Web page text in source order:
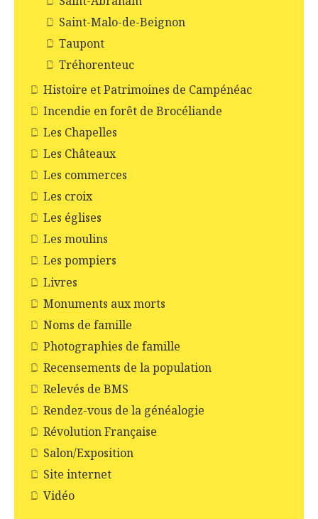
Saint-Malo-de-Beignon
Taupont
Tréhorenteuc
Histoire et Patrimoines de Campénéac
Incendie en forêt de Brocéliande
Les Chapelles
Les Châteaux
Les commerces
Les croix
Les églises
Les moulins
Les pompiers
Livres
Monuments aux morts
Noms de famille
Photographies de famille
Recensements de la population
Relevés de BMS
Rendez-vous de la généalogie
Révolution Française
Salon/Exposition
Site internet
Vidéo